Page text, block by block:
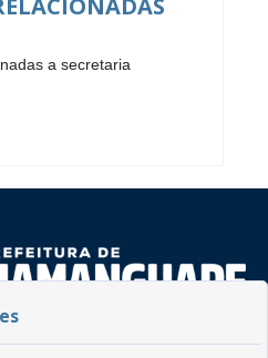
a secretaria